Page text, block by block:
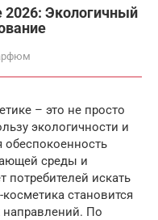
Экологичный
– это не просто
экологичности и
обеспокоенность
среды и
потребителей искать
становится
По